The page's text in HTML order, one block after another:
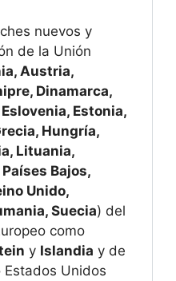
nuevos y
de la Unión
Austria,
Dinamarca,
Estonia,
Hungría,
Lituania,
Bajos,
Unido,
Suecia) del
como
y Islandia y de
Unidos